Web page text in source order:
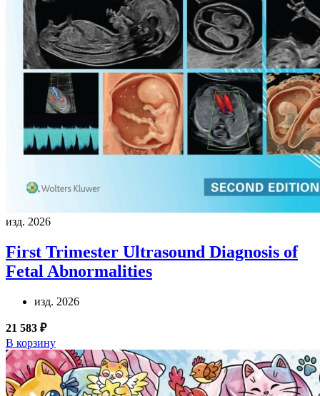
изд. 2026
First Trimester Ultrasound Diagnosis of
Fetal Abnormalities
изд. 2026
21 583 ₽
В корзину